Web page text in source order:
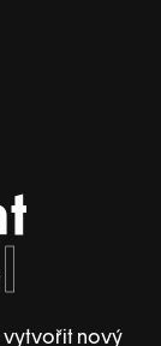
vytvořit nový